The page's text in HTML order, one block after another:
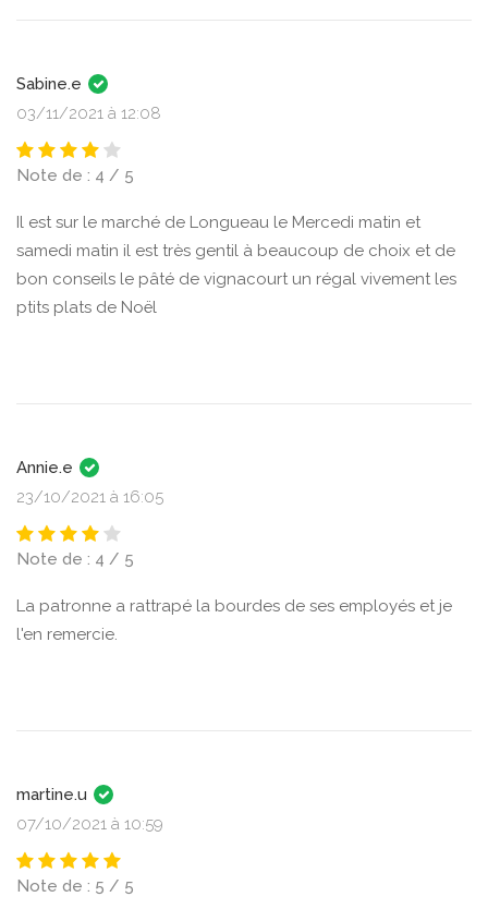
Sabine.e
03/11/2021 à 12:08
Note de : 4 / 5
Il est sur le marché de Longueau le Mercedi matin et
samedi matin il est très gentil à beaucoup de choix et de
bon conseils le pâté de vignacourt un régal vivement les
ptits plats de Noël
Annie.e
23/10/2021 à 16:05
Note de : 4 / 5
La patronne a rattrapé la bourdes de ses employés et je
l'en remercie.
martine.u
07/10/2021 à 10:59
Note de : 5 / 5